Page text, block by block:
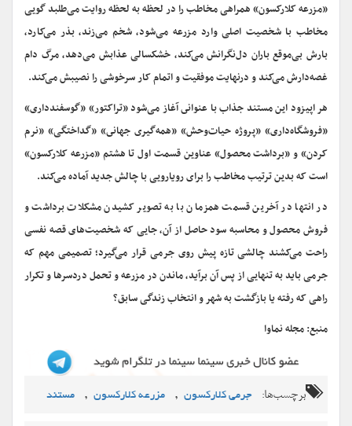
«مزرعه کلارکسون» همراهی مخاطب را در لحظه به لحظه روایت می‌طلبد گویی
مخاطب با شخصیت اصلی وارد مزرعه می‌شود، شخم می‌زند، بذر می‌کارد،
بارش بی‌موقع باران دل‌نگرانش می‌کند، خشکسالی عذابش می‌دهد، مرگ دام
غصه‌دارش می‌کند و درنهایت موفقیت و اتمام کار سرخوشی را نصیبش می‌کند.
هر اپیزود این مستند جذاب با عنوانى آغاز می‌شود «تراکتور» «گوسفندداری»
«فروشگاه‌داری» «پروژه حیات‌وحش» «همه‌گیرى جهانى» «گداختگی» «نرم
کردن» و «برداشت محصول» عناوین قسمت اول تا هشتم «مزرعه کلارکسون»
است که بدین ترتیب مخاطب را براى رویارویی با چالش جدید آماده می‌کند.
در انتها در آخرین قسمت همزمان با به تصویر کشیدن مشکلات برداشت و
فروش محصول و محاسبه سود حاصل از آن، جایی که شخصیت‌های قصه نفسی
راحت می‌کشند چالشی تازه پیش روی جرمی قرار می‌گیرد؛ تصمیمی مهم که
جرمی باید به تنهایی از پس آن برآید، ماندن در مزرعه و تحمل دردسرها و تکرار
راهی که رفته یا بازگشت به شهر و انتخاب زندگی سابق؟
منبع: مجله نماوا
برچسب‌ها: جرمی کلارکسون , مزرعه کلارکسون , مستند